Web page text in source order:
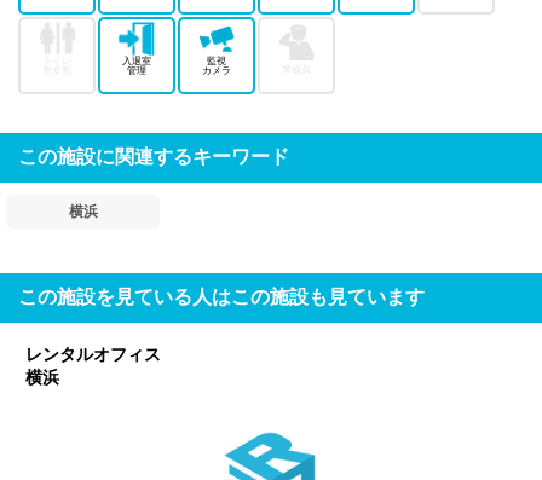
入退室
管理
監視
カメラ
この施設に関連するキーワード
横浜
この施設を見ている人はこの施設も見ています
レンタルオフィス
横浜